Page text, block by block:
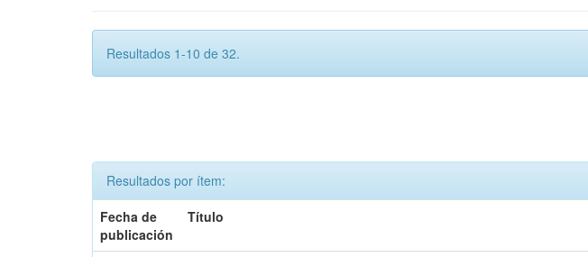
Resultados 1-10 de 32.
Resultados por ítem:
Fecha de
publicación
Título